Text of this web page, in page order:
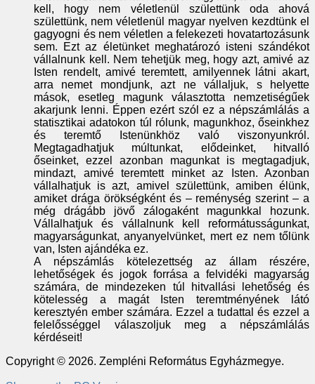
kell, hogy nem véletlenül születtünk oda ahová
születtünk, nem véletlenül magyar nyelven kezdtünk el
gagyogni és nem véletlen a felekezeti hovatartozásunk
sem. Ezt az életünket meghatározó isteni szándékot
vállalnunk kell. Nem tehetjük meg, hogy azt, amivé az
Isten rendelt, amivé teremtett, amilyennek látni akart,
arra nemet mondjunk, azt ne vállaljuk, s helyette
mások, esetleg magunk választotta nemzetiségűek
akarjunk lenni. Éppen ezért szól ez a népszámlálás a
statisztikai adatokon túl rólunk, magunkhoz, őseinkhez
és teremtő Istenünkhöz való viszonyunkról.
Megtagadhatjuk múltunkat, elődeinket, hitvalló
őseinket, ezzel azonban magunkat is megtagadjuk,
mindazt, amivé teremtett minket az Isten. Azonban
vállalhatjuk is azt, amivel születtünk, amiben élünk,
amiket drága örökségként és – reménység szerint – a
még drágább jövő zálogaként magunkkal hozunk.
Vállalhatjuk és vállalnunk kell reformátusságunkat,
magyarságunkat, anyanyelvünket, mert ez nem tőlünk
van, Isten ajándéka ez.
A népszámlás kötelezettség az állam részére,
lehetőségek és jogok forrása a felvidéki magyarság
számára, de mindezeken túl hitvallási lehetőség és
kötelesség a magát Isten teremtményének látó
keresztyén ember számára. Ezzel a tudattal és ezzel a
felelősséggel válaszoljuk meg a népszámlálás
kérdéseit!
Copyright © 2026. Zempléni Református Egyházmegye.